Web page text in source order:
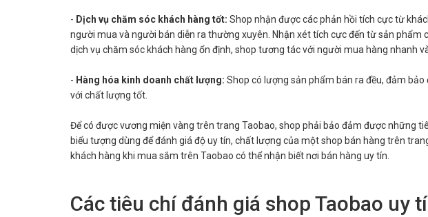
- Dịch vụ chăm sóc khách hàng tốt: Shop nhận được các phản hồi tích cực từ
người mua và người bán diễn ra thường xuyên. Nhận xét tích cực đến từ sản phẩm
dịch vụ chăm sóc khách hàng ổn định, shop tương tác với người mua hàng nhanh
- Hàng hóa kinh doanh chất lượng: Shop có lượng sản phẩm bán ra đều, đảm
với chất lượng tốt.
Để có được vương miện vàng trên trang Taobao, shop phải bảo đảm được những
biểu tượng dùng để đánh giá độ uy tín, chất lượng của một shop bán hàng trên
khách hàng khi mua sắm trên Taobao có thể nhận biết nơi bán hàng uy tín.
Các tiêu chí đánh giá shop Taobao uy